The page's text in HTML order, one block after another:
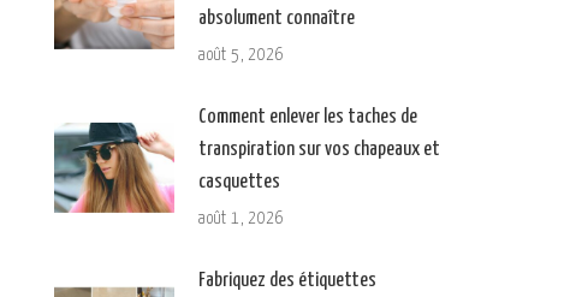
absolument connaître
août 5, 2026
Comment enlever les taches de
transpiration sur vos chapeaux et
casquettes
août 1, 2026
Fabriquez des étiquettes